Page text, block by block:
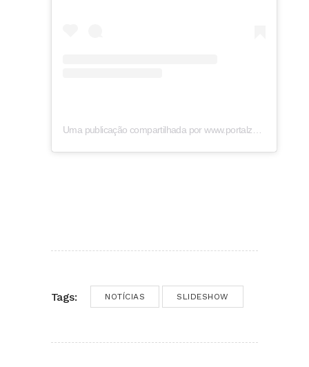
Uma publicação compartilhada por www.portalzap.com (@portalzap)
Tags: NOTÍCIAS SLIDESHOW